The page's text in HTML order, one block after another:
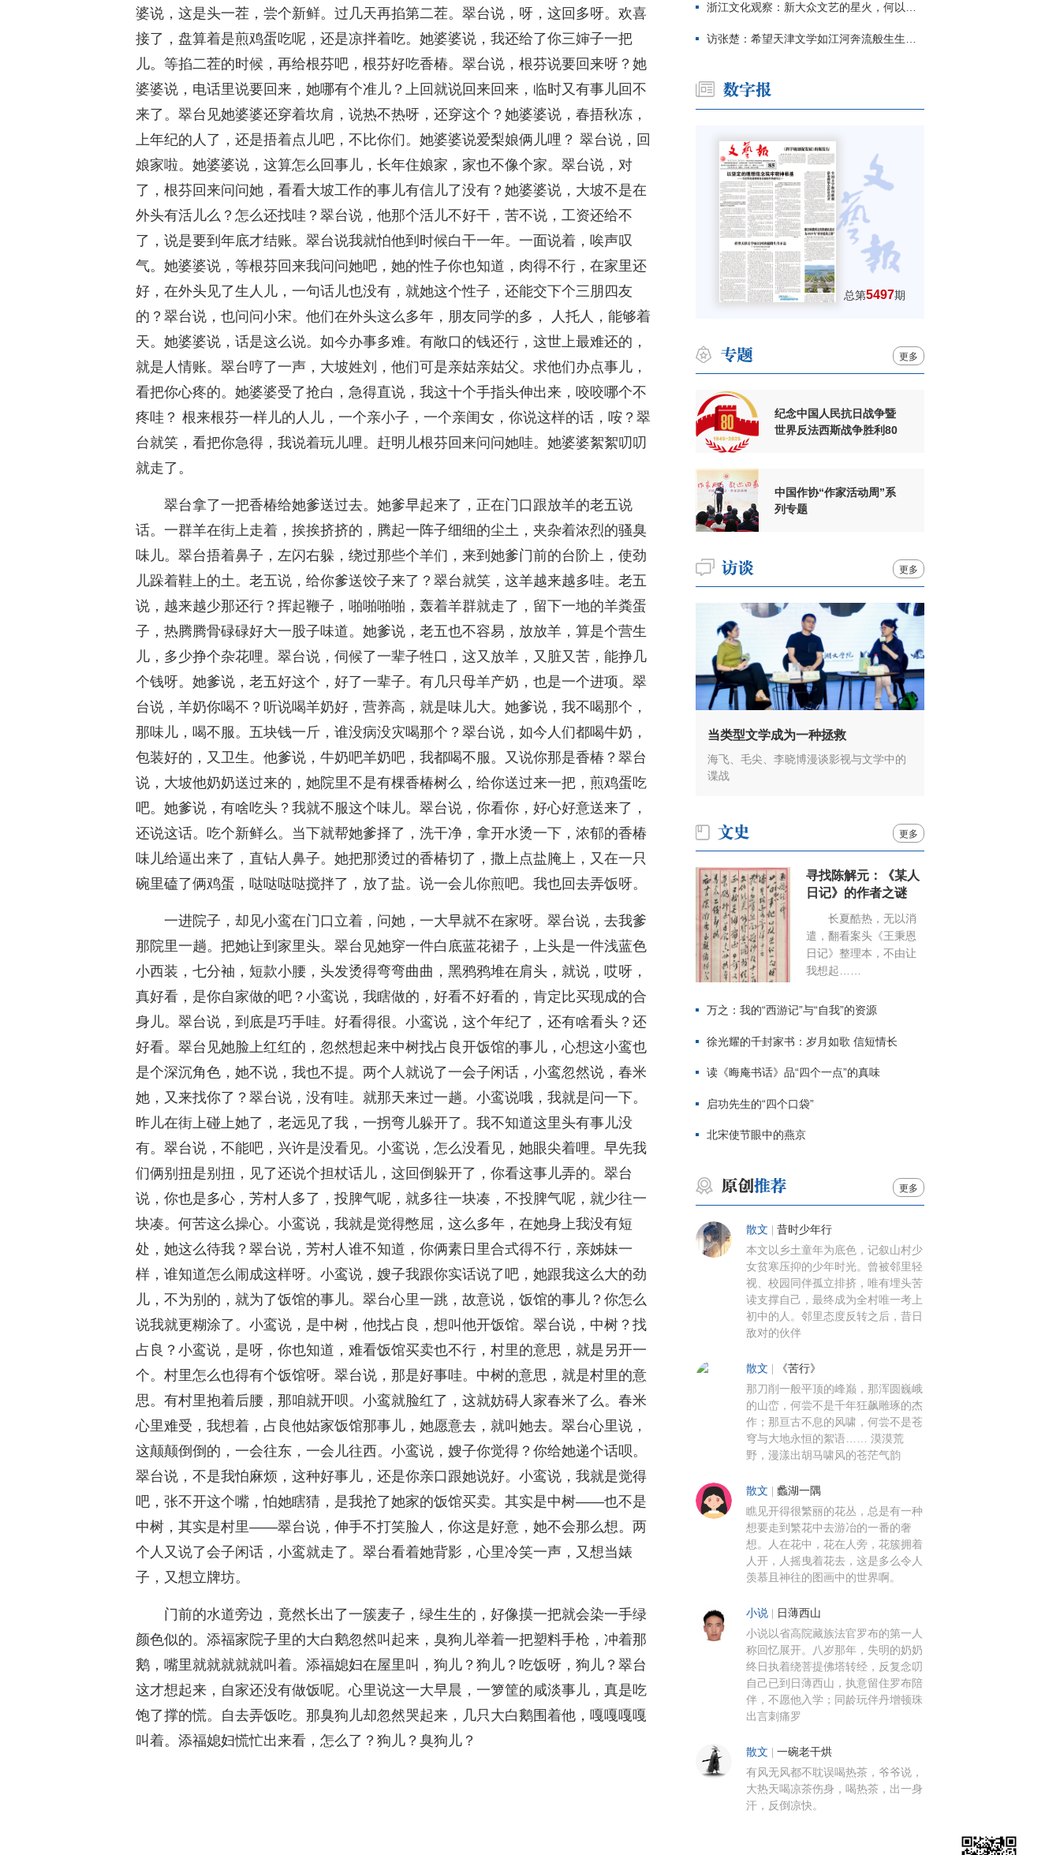
婆说，这是头一茬，尝个新鲜。过几天再掐第二茬。翠台说，呀，这回多呀。欢喜
接了，盘算着是煎鸡蛋吃呢，还是凉拌着吃。她婆婆说，我还给了你三婶子一把
儿。等掐二茬的时候，再给根芬吧，根芬好吃香椿。翠台说，根芬说要回来呀？她
婆婆说，电话里说要回来，她哪有个准儿？上回就说回来回来，临时又有事儿回不
来了。翠台见她婆婆还穿着坎肩，说热不热呀，还穿这个？她婆婆说，春捂秋冻，
上年纪的人了，还是捂着点儿吧，不比你们。她婆婆说爱梨娘俩儿哩？ 翠台说，回
娘家啦。她婆婆说，这算怎么回事儿，长年住娘家，家也不像个家。翠台说，对
了，根芬回来问问她，看看大坡工作的事儿有信儿了没有？她婆婆说，大坡不是在
外头有活儿么？怎么还找哇？翠台说，他那个活儿不好干，苦不说，工资还给不
了，说是要到年底才结账。翠台说我就怕他到时候白干一年。一面说着，唉声叹
气。她婆婆说，等根芬回来我问问她吧，她的性子你也知道，肉得不行，在家里还
好，在外头见了生人儿，一句话儿也没有，就她这个性子，还能交下个三朋四友
的？翠台说，也问问小宋。他们在外头这么多年，朋友同学的多， 人托人，能够着
天。她婆婆说，话是这么说。如今办事多难。有敞口的钱还行，这世上最难还的，
就是人情账。翠台哼了一声，大坡姓刘，他们可是亲姑亲姑父。求他们办点事儿，
看把你心疼的。她婆婆受了抢白，急得直说，我这十个手指头伸出来，咬咬哪个不
疼哇？ 根来根芬一样儿的人儿，一个亲小子，一个亲闺女，你说这样的话，咹？翠
台就笑，看把你急得，我说着玩儿哩。赶明儿根芬回来问问她哇。她婆婆絮絮叨叨
就走了。
翠台拿了一把香椿给她爹送过去。她爹早起来了，正在门口跟放羊的老五说
话。一群羊在街上走着，挨挨挤挤的，腾起一阵子细细的尘土，夹杂着浓烈的骚臭
味儿。翠台捂着鼻子，左闪右躲，绕过那些个羊们，来到她爹门前的台阶上，使劲
儿跺着鞋上的土。老五说，给你爹送饺子来了？翠台就笑，这羊越来越多哇。老五
说，越来越少那还行？挥起鞭子，啪啪啪啪，轰着羊群就走了，留下一地的羊粪蛋
子，热腾腾骨碌碌好大一股子味道。她爹说，老五也不容易，放放羊，算是个营生
儿，多少挣个杂花哩。翠台说，伺候了一辈子牲口，这又放羊，又脏又苦，能挣几
个钱呀。她爹说，老五好这个，好了一辈子。有几只母羊产奶，也是一个进项。翠
台说，羊奶你喝不？听说喝羊奶好，营养高，就是味儿大。她爹说，我不喝那个，
那味儿，喝不服。五块钱一斤，谁没病没灾喝那个？翠台说，如今人们都喝牛奶，
包装好的，又卫生。他爹说，牛奶吧羊奶吧，我都喝不服。又说你那是香椿？翠台
说，大坡他奶奶送过来的，她院里不是有棵香椿树么，给你送过来一把，煎鸡蛋吃
吧。她爹说，有啥吃头？我就不服这个味儿。翠台说，你看你，好心好意送来了，
还说这话。吃个新鲜么。当下就帮她爹择了，洗干净，拿开水烫一下，浓郁的香椿
味儿给逼出来了，直钻人鼻子。她把那烫过的香椿切了，撒上点盐腌上，又在一只
碗里磕了俩鸡蛋，哒哒哒哒搅拌了，放了盐。说一会儿你煎吧。我也回去弄饭呀。
一进院子，却见小鸾在门口立着，问她，一大早就不在家呀。翠台说，去我爹
那院里一趟。把她让到家里头。翠台见她穿一件白底蓝花裙子，上头是一件浅蓝色
小西装，七分袖，短款小腰，头发烫得弯弯曲曲，黑鸦鸦堆在肩头，就说，哎呀，
真好看，是你自家做的吧？小鸾说，我瞎做的，好看不好看的，肯定比买现成的合
身儿。翠台说，到底是巧手哇。好看得很。小鸾说，这个年纪了，还有啥看头？还
好看。翠台见她脸上红红的，忽然想起来中树找占良开饭馆的事儿，心想这小鸾也
是个深沉角色，她不说，我也不提。两个人就说了一会子闲话，小鸾忽然说，春米
她，又来找你了？翠台说，没有哇。就那天来过一趟。小鸾说哦，我就是问一下。
昨儿在街上碰上她了，老远见了我，一拐弯儿躲开了。我不知道这里头有事儿没
有。翠台说，不能吧，兴许是没看见。小鸾说，怎么没看见，她眼尖着哩。早先我
们俩别扭是别扭，见了还说个担杖话儿，这回倒躲开了，你看这事儿弄的。翠台
说，你也是多心，芳村人多了，投脾气呢，就多往一块凑，不投脾气呢，就少往一
块凑。何苦这么操心。小鸾说，我就是觉得憋屈，这么多年，在她身上我没有短
处，她这么待我？翠台说，芳村人谁不知道，你俩素日里合式得不行，亲姊妹一
样，谁知道怎么闹成这样呀。小鸾说，嫂子我跟你实话说了吧，她跟我这么大的劲
儿，不为别的，就为了饭馆的事儿。翠台心里一跳，故意说，饭馆的事儿？你怎么
说我就更糊涂了。小鸾说，是中树，他找占良，想叫他开饭馆。翠台说，中树？找
占良？小鸾说，是呀，你也知道，难看饭馆买卖也不行，村里的意思，就是另开一
个。村里怎么也得有个饭馆呀。翠台说，那是好事哇。中树的意思，就是村里的意
思。有村里抱着后腰，那咱就开呗。小鸾就脸红了，这就妨碍人家春米了么。春米
心里难受，我想着，占良他姑家饭馆那事儿，她愿意去，就叫她去。翠台心里说，
这颠颠倒倒的，一会往东，一会儿往西。小鸾说，嫂子你觉得？你给她递个话呗。
翠台说，不是我怕麻烦，这种好事儿，还是你亲口跟她说好。小鸾说，我就是觉得
吧，张不开这个嘴，怕她瞎猜，是我抢了她家的饭馆买卖。其实是中树——也不是
中树，其实是村里——翠台说，伸手不打笑脸人，你这是好意，她不会那么想。两
个人又说了会子闲话，小鸾就走了。翠台看着她背影，心里冷笑一声，又想当婊
子，又想立牌坊。
门前的水道旁边，竟然长出了一簇麦子，绿生生的，好像摸一把就会染一手绿
颜色似的。添福家院子里的大白鹅忽然叫起来，臭狗儿举着一把塑料手枪，冲着那
鹅，嘴里就就就就就叫着。添福媳妇在屋里叫，狗儿？狗儿？吃饭呀，狗儿？翠台
这才想起来，自家还没有做饭呢。心里说这一大早晨，一箩筐的咸淡事儿，真是吃
饱了撑的慌。自去弄饭吃。那臭狗儿却忽然哭起来，几只大白鹅围着他，嘎嘎嘎嘎
叫着。添福媳妇慌忙出来看，怎么了？狗儿？臭狗儿？
浙江文化观察：新大众文艺的星火，何以燎原？
访张楚：希望天津文学如江河奔流般生生不息
总第5497期
更多
纪念中国人民抗日战争暨
世界反法西斯战争胜利80
中国作协“作家活动周”系
列专题
更多
当类型文学成为一种拯救
海飞、毛尖、李晓博漫谈影视与文学中的
谍战
更多
寻找陈解元：《某人
日记》的作者之谜
长夏酷热，无以消
遣，翻看案头《王秉恩
日记》整理本，不由让
我想起……
万之：我的“西游记”与“自我”的资源
徐光耀的千封家书：岁月如歌 信短情长
读《晦庵书话》品“四个一点”的真味
启功先生的“四个口袋”
北宋使节眼中的燕京
更多
散文 昔时少年行
本文以乡土童年为底色，记叙山村少
女贫寒压抑的少年时光。曾被邻里轻
视、校园同伴孤立排挤，唯有埋头苦
读支撑自己，最终成为全村唯一考上
初中的人。邻里态度反转之后，昔日
敌对的伙伴
散文 《苦行》
那刀削一般平顶的峰巅，那浑圆巍峨
的山峦，何尝不是千年狂飙雕琢的杰
作；那亘古不息的风啸，何尝不是苍
穹与大地永恒的絮语…… 漠漠荒
野，漫漾出胡马啸风的苍茫气韵
散文 蠡湖一隅
瞧见开得很繁丽的花丛，总是有一种
想要走到繁花中去游冶的一番的奢
想。人在花中，花在人旁，花簇拥着
人开，人摇曳着花去，这是多么令人
羡慕且神往的图画中的世界啊。
小说 日薄西山
小说以省高院藏族法官罗布的第一人
称回忆展开。八岁那年，失明的奶奶
终日执着绕菩提佛塔转经，反复念叨
自己已到日薄西山，执意留住罗布陪
伴，不愿他入学；同龄玩伴丹增顿珠
出言刺痛罗
散文 一碗老干烘
有风无风都不耽误喝热茶，爷爷说，
大热天喝凉茶伤身，喝热茶，出一身
汗，反倒凉快。